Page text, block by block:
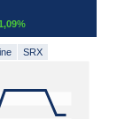
SRX